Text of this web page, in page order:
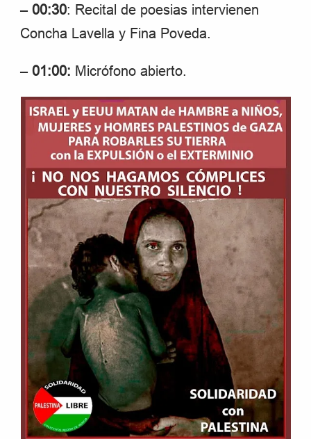
–00:30: Recital de poesias intervienen
Concha Lavella y Fina Poveda.
–01:00: Micrófono abierto.